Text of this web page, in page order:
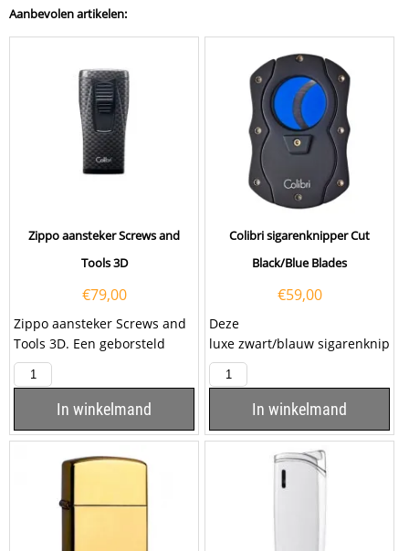
Aanbevolen artikelen:
Zippo aansteker Screws and
Tools 3D
€79,00
Zippo aansteker Screws and
Tools 3D. Een geborsteld
chroom Zippo aansteker met
aan de voorzijde een...
In winkelmand
Colibri sigarenknipper Cut
Black/Blue Blades
€59,00
Deze
luxe zwart/blauw sigarenknip
per Colibri Cut Blades is
voorzien van twee...
In winkelmand